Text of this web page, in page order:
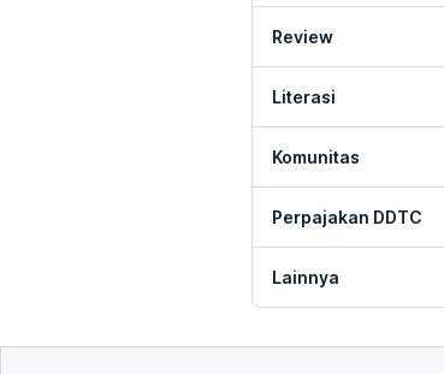
Review
Literasi
Komunitas
Perpajakan DDTC
Lainnya